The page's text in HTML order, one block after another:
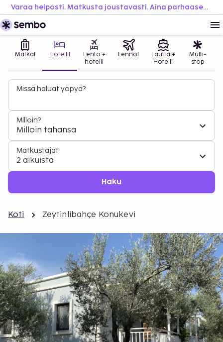
Varaa helposti. Matkusta joustavasti. Aina parhaaseen hintaan.
Matkat Hotellit
Lento +
hotelli
Lennot
Lautta +
Hotelli
Multi-
stop
Missä haluat yöpyä?
Milloin?
Milloin tahansa
Matkustajat
2 aikuista
Haku
Koti Zeytinlibahçe Konukevi